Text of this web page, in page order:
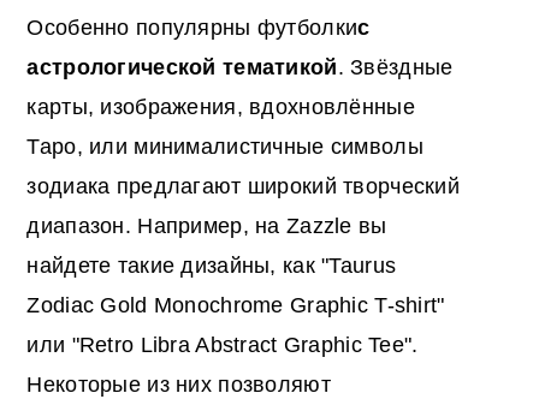
Особенно популярны футболкис
астрологической тематикой. Звёздные
карты, изображения, вдохновлённые
Таро, или минималистичные символы
зодиака предлагают широкий творческий
диапазон. Например, на Zazzle вы
найдете такие дизайны, как "Taurus
Zodiac Gold Monochrome Graphic T-shirt"
или "Retro Libra Abstract Graphic Tee".
Некоторые из них позволяют